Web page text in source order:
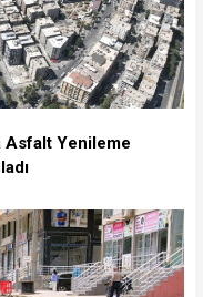
Asfalt Yenileme